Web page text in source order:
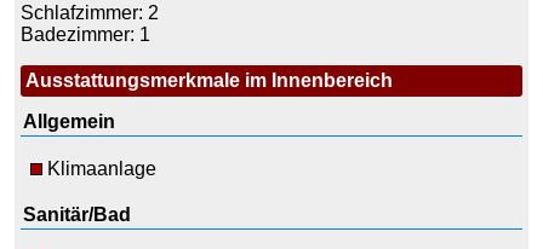
Schlafzimmer: 2
Badezimmer: 1
Ausstattungsmerkmale im Innenbereich
Allgemein
Klimaanlage
Sanitär/Bad